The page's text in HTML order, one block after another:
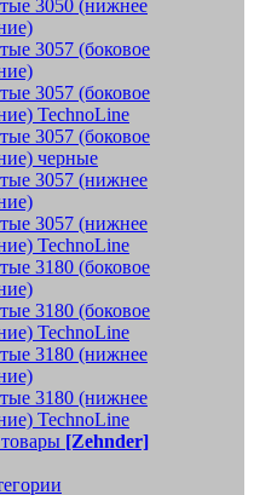
3050 (нижнее
3057 (боковое
3057 (боковое
TechnoLine
3057 (боковое
черные
3057 (нижнее
3057 (нижнее
TechnoLine
3180 (боковое
3180 (боковое
TechnoLine
3180 (нижнее
3180 (нижнее
TechnoLine
[Zehnder]